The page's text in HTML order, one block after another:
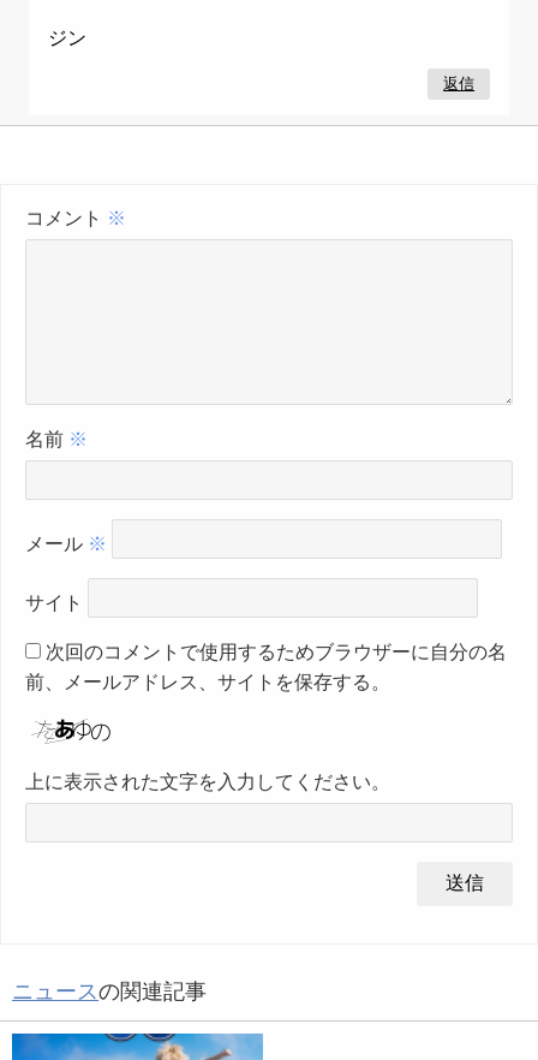
ジン
返信
コメント ※
名前 ※
メール ※
サイト
次回のコメントで使用するためブラウザーに自分の名
前、メールアドレス、サイトを保存する。
上に表示された文字を入力してください。
ニュースの関連記事